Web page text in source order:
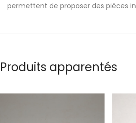
permettent de proposer des pièces
Produits apparentés